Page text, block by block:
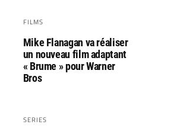
FILMS
Mike Flanagan va réaliser
un nouveau film adaptant
« Brume » pour Warner
Bros
SERIES